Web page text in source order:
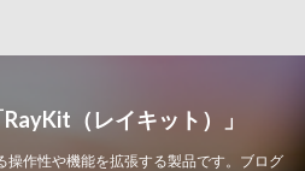
（レイキット）」
操作性や機能を拡張する製品です。ブログ